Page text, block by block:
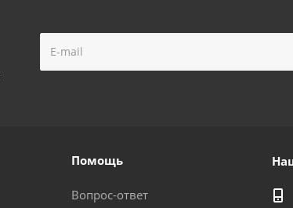
Помощь
Вопрос-ответ